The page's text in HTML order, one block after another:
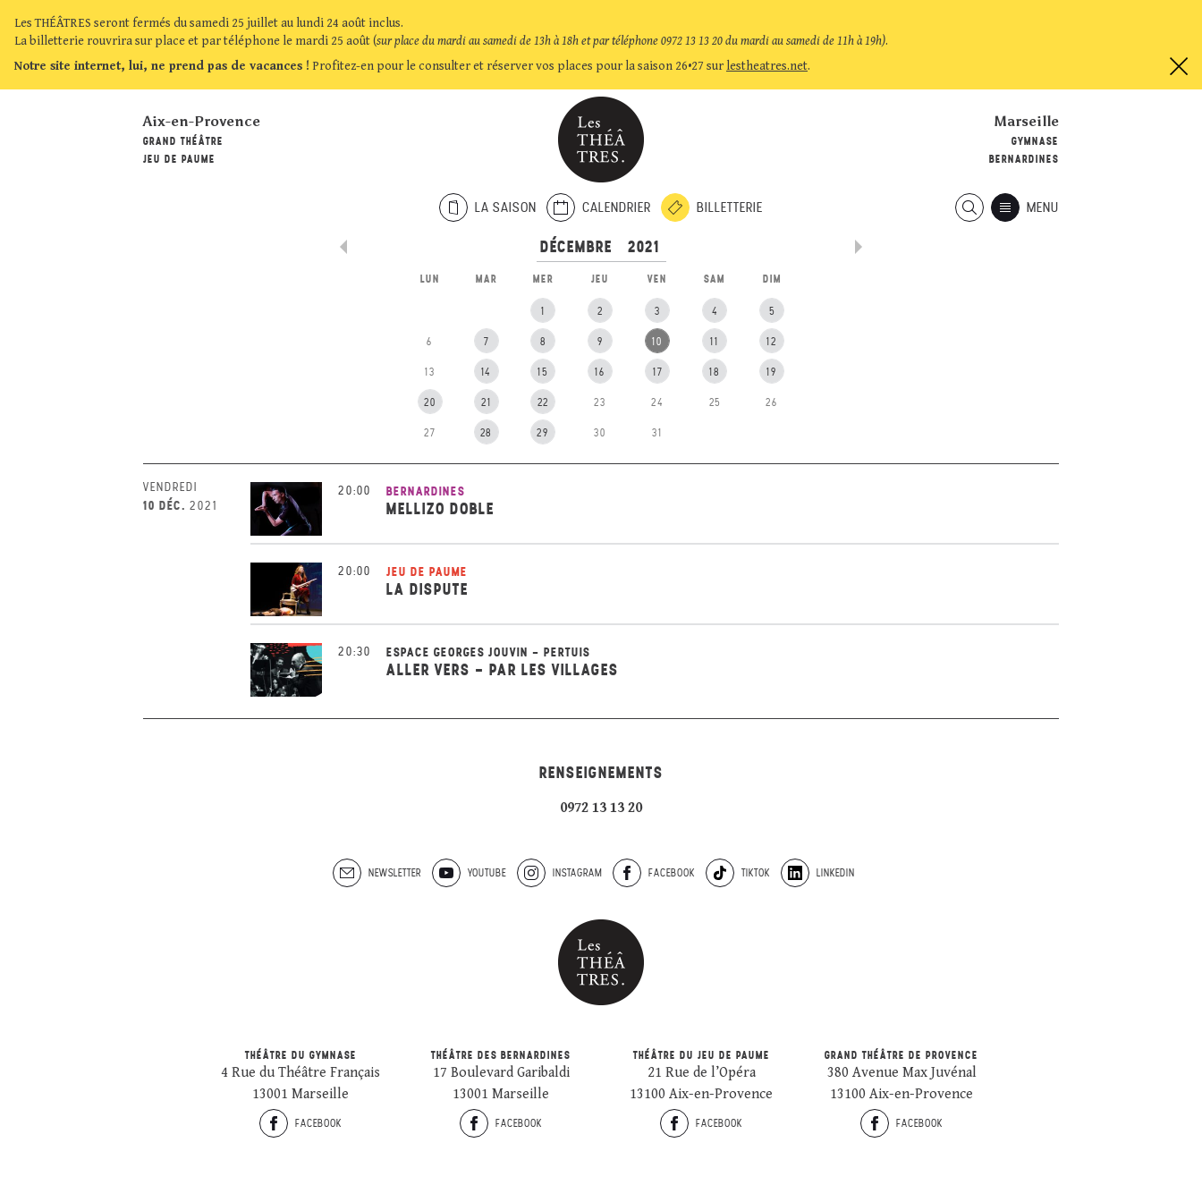
Les THÉÂTRES seront fermés du samedi 25 juillet au lundi 24 août inclus.
La billetterie rouvrira sur place et par téléphone le mardi 25 août (sur place du mardi au samedi de 13h à 18h et par téléphone 0972 13 13 20 du mardi au samedi de 11h à 19h).
Notre site internet, lui, ne prend pas de vacances ! Profitez-en pour le consulter et réserver vos places pour la saison 26•27 sur lestheatres.net.
Marseille
GYMNASE
BERNARDINES
Aix-en-Provence
GRAND THÉÂTRE
JEU DE PAUME
LA SAISON CALENDRIER BILLETTERIE MENU
LUN MAR MER JEU VEN SAM DIM
1 2 3 4 5
6 7 8 9 10 11 12
13 14 15 16 17 18 19
20 21 22 23 24 25 26
27 28 29 30 31
VENDREDI
10 DÉC. 2021
20:00 BERNARDINES
MELLIZO DOBLE
20:00 JEU DE PAUME
LA DISPUTE
20:30 ESPACE GEORGES JOUVIN - PERTUIS
ALLER VERS - PAR LES VILLAGES
RENSEIGNEMENTS
0972 13 13 20
NEWSLETTER YOUTUBE INSTAGRAM FACEBOOK TIKTOK LINKEDIN
THÉÂTRE DU GYMNASE
4 Rue du Théâtre Français
13001 Marseille
FACEBOOK
THÉÂTRE DES BERNARDINES
17 Boulevard Garibaldi
13001 Marseille
FACEBOOK
THÉÂTRE DU JEU DE PAUME
21 Rue de l’Opéra
13100 Aix-en-Provence
FACEBOOK
GRAND THÉÂTRE DE PROVENCE
380 Avenue Max Juvénal
13100 Aix-en-Provence
FACEBOOK